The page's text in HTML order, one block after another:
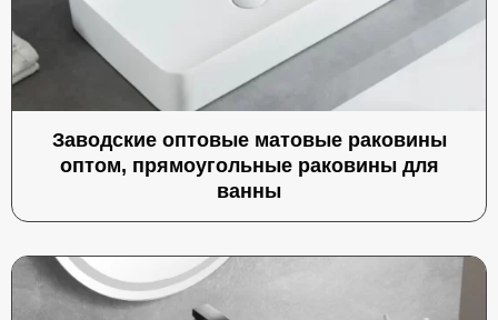
Заводские оптовые матовые раковины
оптом, прямоугольные раковины для
ванны